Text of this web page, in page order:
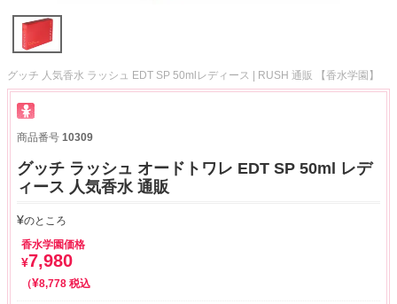
グッチ 人気香水 ラッシュ EDT SP 50mlレディース | RUSH 通販 【香水学園】
商品番号 10309
グッチ ラッシュ オードトワレ EDT SP 50ml レデ
ィース 人気香水 通販
¥のところ
香水学園価格
¥7,980
¥8,778 税込